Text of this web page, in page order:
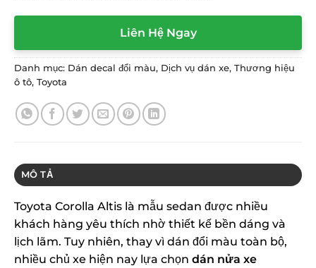
Liên Hệ Ngay
Danh mục: Dán decal đổi màu, Dịch vụ dán xe, Thương hiệu
ô tô, Toyota
MÔ TẢ
Toyota Corolla Altis là mẫu sedan được nhiều
khách hàng yêu thích nhờ thiết kế bền dáng và
lịch lãm. Tuy nhiên, thay vì dán đổi màu toàn bộ,
nhiều chủ xe hiện nay lựa chọn dán nửa xe